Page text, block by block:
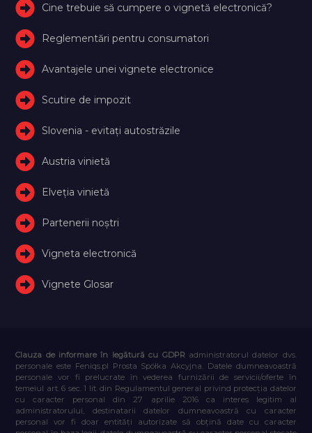
Cine trebuie să cumpere o vignetă electronică?
Reglementări pentru consumatori
Avantajele unei vignete electronice
Scutire de impozit
Slovenia - evitați autostrăzile
Austria vinietă
Elveţia vinietă
Partenerii noștri
Vigneta electronică
Vignete Glosar
Clauza de informare în legătură cu GDPR administratorul datelor dvs.
personale este Feniqs.pl Prosta Spółka Akcyjna. Datele dumneavoastră
personale vor fi prelucrate în vederea furnizării de servicii/oferte în
temeiul art. 6 sec. 1 lit. din Regulamentul general privind protecția datelor
cu caracter personal din 27 aprilie 2016 ca interes legitim al
administratorului, destinatarii datelor dumneavoastră cu caracter
personal vor fi doar entități autorizate să obțină date cu caracter